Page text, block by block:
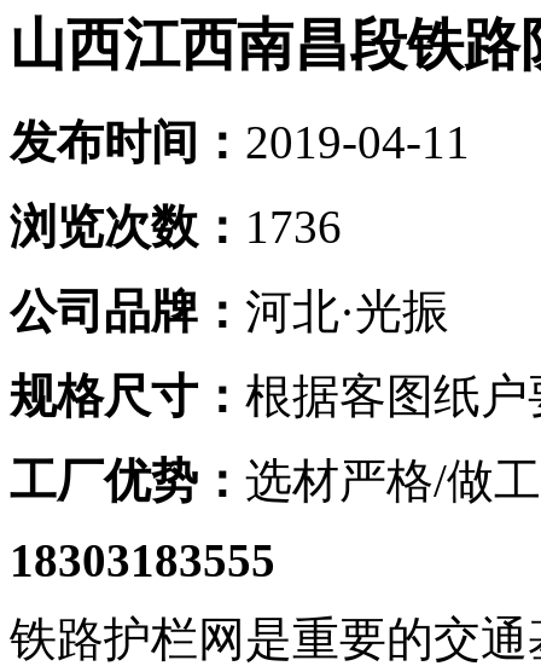
山西江西南昌段铁
发布时间： 2019-04-11
浏览次数： 1736
公司品牌： 河北·光振
规格尺寸： 根据客图纸
工厂优势： 选材严格/做
18303183555
铁路护栏网是重要的交